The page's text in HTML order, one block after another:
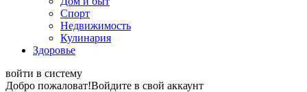
Спорт
Недвижимость
Кулинария
Здоровье
войти в систему
Добро пожаловат!Войдите в свой аккаунт